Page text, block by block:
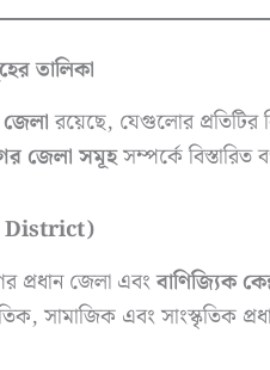
তালিকা
রয়েছে, যেগুলোর প্রতিটির
জেলা সমূহসম্পর্কে বিস্তারিত
District)
প্রধান জেলা এবংবাণিজ্যিক
সামাজিক এবং সাংস্কৃতিক